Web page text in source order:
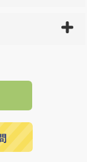
ちらの
全国送
いたしますの
ます。
じている場合
会までご注文
後で、商品を
天ペイ」を指
お送りいたし
、ご指定の日